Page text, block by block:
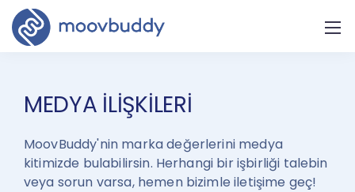
MEDYA İLİŞKİLERİ
MoovBuddy'nin marka değerlerini medya
kitimizde bulabilirsin. Herhangi bir işbirliği talebin
veya sorun varsa, hemen bizimle iletişime geç!